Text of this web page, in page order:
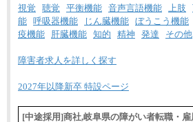
視覚
聴覚 平衡機能 音声言語機能 上肢
能 呼吸器機能 じん臓機能 ぼうこう機能
疫機能
肝臓機能 知的 精神 発達 その他
障害者求人を詳しく探す
2027年以降新卒 特設ページ
[中途採用]商社,岐阜県の障がい者転職・雇